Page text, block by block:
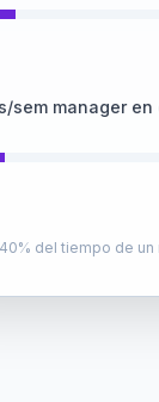
sem manager
del tiempo de